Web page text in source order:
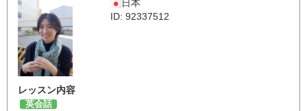
日本
ID: 92337512
レッスン内容
英会話